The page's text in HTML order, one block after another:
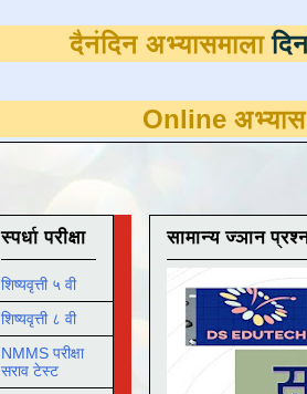
दैनंदिन
Online अभ्यासदिनांक 31
सामान्य ज्ञान
स्पर्धा परीक्षा
शिष्यवृत्ती ५ वी
शिष्यवृत्ती ८ वी
NMMS परीक्षा
सराव टेस्ट